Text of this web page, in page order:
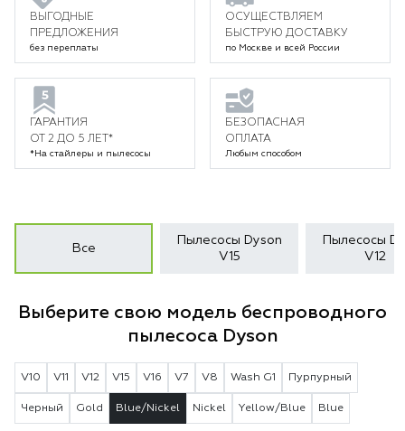
ВЫГОДНЫЕ
ПРЕДЛОЖЕНИЯ
без переплаты
ОСУЩЕСТВЛЯЕМ
БЫСТРУЮ ДОСТАВКУ
по Москве и всей России
ГАРАНТИЯ
ОТ 2 ДО 5 ЛЕТ*
*На стайлеры и пылесосы
БЕЗОПАСНАЯ
ОПЛАТА
Любым способом
Все
Пылесосы Dyson
V15
Пылесосы
V12
Выберите свою модель беспроводного
пылесоса Dyson
V10 V11 V12 V15 V16 V7 V8 Wash G1 Пурпурный
Черный Gold Blue/Nickel Nickel Yellow/Blue Blue